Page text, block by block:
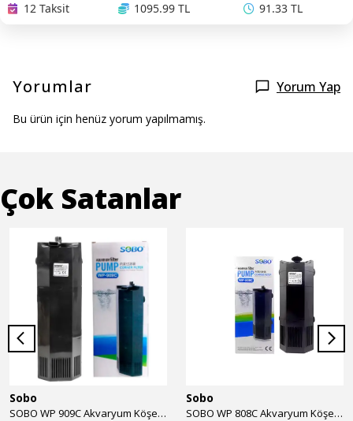
12 Taksit 1095.99 TL 91.33 TL
Yorumlar Yorum Yap
Bu ürün için henüz yorum yapılmamış.
Çok Satanlar
Sobo
SOBO WP 909C Akvaryum Köşe İç Filtre 1600 l/h 28w
Sobo
SOBO WP 808C Akvaryum Köşe İç Filtre 800 l/h 15w